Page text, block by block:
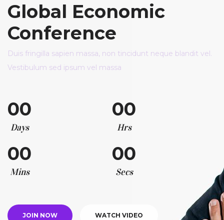
Global Economic
Conference
Duis fringilla sapien massa, non tincidunt neque blandit vel.
Vestibulum sed ipsum vel massa
00
Days
00
Hrs
00
Mins
00
Secs
JOIN NOW WATCH VIDEO